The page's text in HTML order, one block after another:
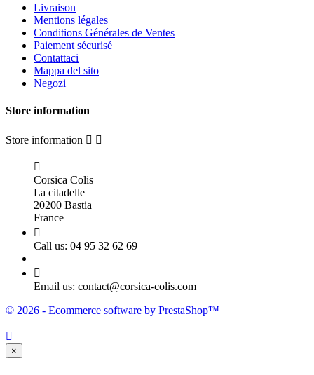
Livraison
Mentions légales
Conditions Générales de Ventes
Paiement sécurisé
Contattaci
Mappa del sito
Negozi
Store information
Store information  

Corsica Colis
La citadelle
20200 Bastia
France

Call us: 04 95 32 62 69

Email us: contact@corsica-colis.com
© 2026 - Ecommerce software by PrestaShop™

×